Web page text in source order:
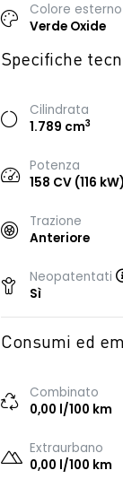
Colore esterno
Verde Oxide
Specifiche
Cilindrata
1.789 cm3
Potenza
158 CV (116 kW)
Trazione
Anteriore
Neopatentati
Sì
Consumi ed
Combinato
0,00 l/100 km
Extraurbano
0,00 l/100 km